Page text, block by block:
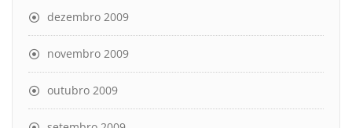
dezembro 2009
novembro 2009
outubro 2009